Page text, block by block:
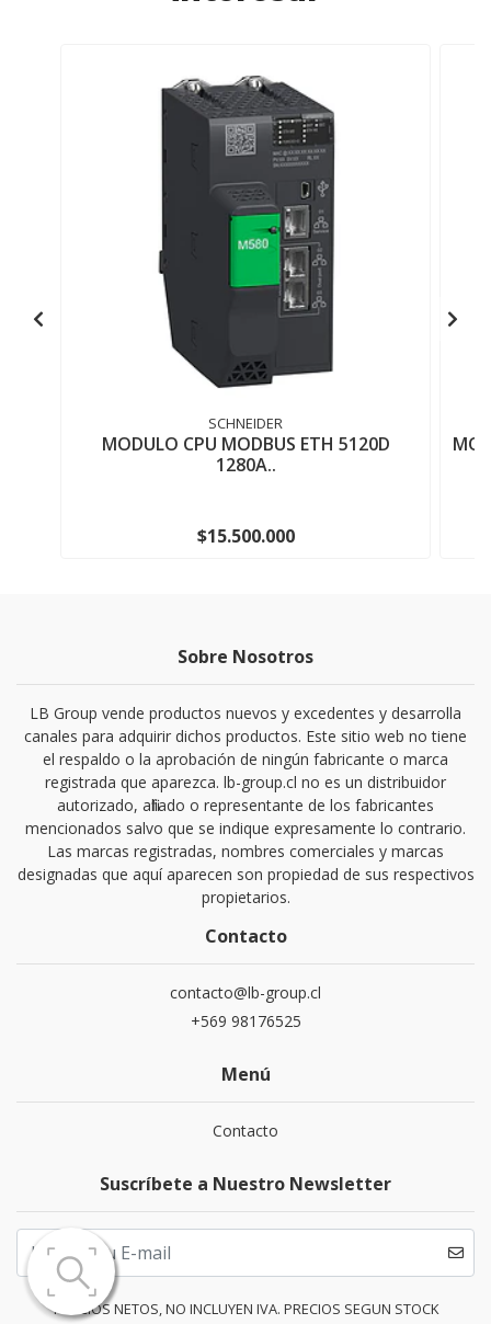
SCHNEIDER
MODULO CPU MODBUS ETH 5120D
1280A..
$15.500.000
Sobre Nosotros
LB Group vende productos nuevos y excedentes y desarrolla
canales para adquirir dichos productos. Este sitio web no tiene
el respaldo o la aprobación de ningún fabricante o marca
registrada que aparezca. lb-group.cl no es un distribuidor
autorizado, afiliado o representante de los fabricantes
mencionados salvo que se indique expresamente lo contrario.
Las marcas registradas, nombres comerciales y marcas
designadas que aquí aparecen son propiedad de sus respectivos
propietarios.
Contacto
contacto@lb-group.cl
+569 98176525
Menú
Contacto
Suscríbete a Nuestro Newsletter
PRECIOS NETOS, NO INCLUYEN IVA. PRECIOS SEGUN STOCK